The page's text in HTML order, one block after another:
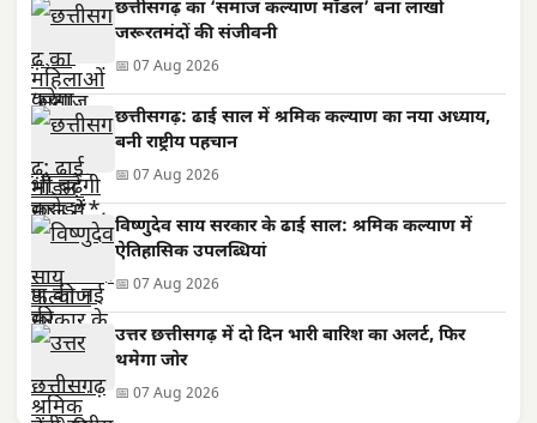
छत्तीसगढ़ का ‘समाज कल्याण मॉडल’ बना लाखों
जरूरतमंदों की संजीवनी
📅 07 Aug 2026
छत्तीसगढ़: ढाई साल में श्रमिक कल्याण का नया अध्याय,
बनी राष्ट्रीय पहचान
📅 07 Aug 2026
विष्णुदेव साय सरकार के ढाई साल: श्रमिक कल्याण में
ऐतिहासिक उपलब्धियां
📅 07 Aug 2026
उत्तर छत्तीसगढ़ में दो दिन भारी बारिश का अलर्ट, फिर
थमेगा जोर
📅 07 Aug 2026